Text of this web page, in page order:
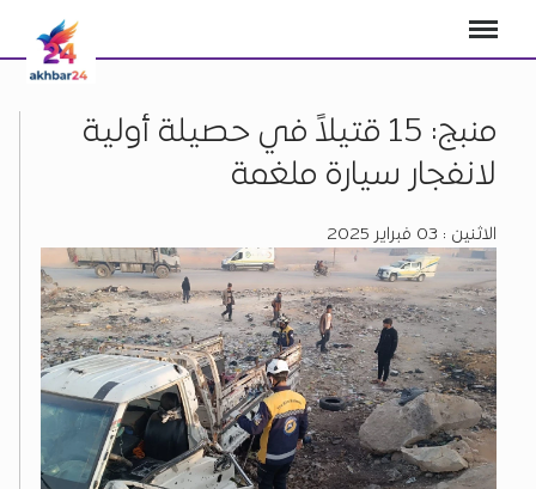
منبج: 15 قتيلاً في حصيلة أولية
لانفجار سيارة ملغمة
الاثنين : 03 فبراير 2025